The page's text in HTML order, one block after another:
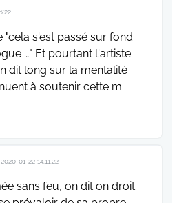
"cela s'est passé sur fond
…" Et pourtant l'artiste
dit long sur la mentalité
à soutenir cette m.
2020-01-22 14:11:22
sans feu, on dit on droit